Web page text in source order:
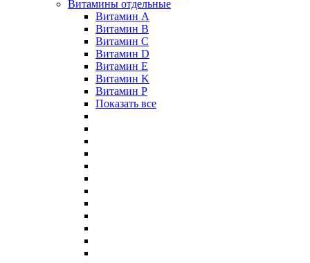
Витамины отдельные
Витамин A
Витамин B
Витамин C
Витамин D
Витамин E
Витамин K
Витамин P
Показать все